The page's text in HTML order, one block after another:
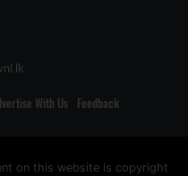
With Us Feedback
on this website is copyright